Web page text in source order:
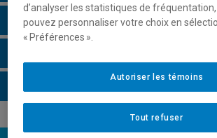
Horaire - Été 2026
d’analyser les statistiques de
pouvez personnaliser votre choix en
« Préférences ».
Tout refuser
Autoriser les témoins